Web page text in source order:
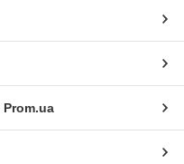
Prom.ua